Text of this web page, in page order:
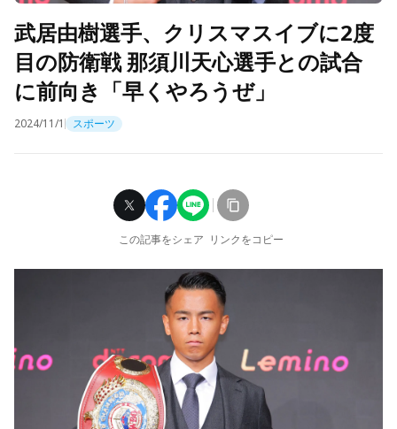
武居由樹選手、クリスマスイブに2度
目の防衛戦 那須川天心選手との試合
に前向き「早くやろうぜ」
2024/11/1 スポーツ
この記事をシェア リンクをコピー